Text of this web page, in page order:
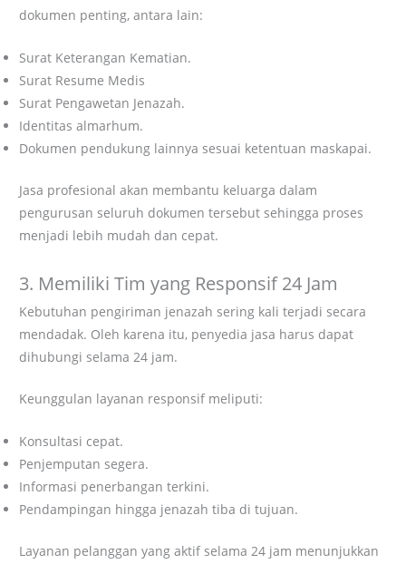
dokumen penting, antara lain:
Surat Keterangan Kematian.
Surat Resume Medis
Surat Pengawetan Jenazah.
Identitas almarhum.
Dokumen pendukung lainnya sesuai ketentuan maskapai.
Jasa profesional akan membantu keluarga dalam
pengurusan seluruh dokumen tersebut sehingga proses
menjadi lebih mudah dan cepat.
3. Memiliki Tim yang Responsif 24 Jam
Kebutuhan pengiriman jenazah sering kali terjadi secara
mendadak. Oleh karena itu, penyedia jasa harus dapat
dihubungi selama 24 jam.
Keunggulan layanan responsif meliputi:
Konsultasi cepat.
Penjemputan segera.
Informasi penerbangan terkini.
Pendampingan hingga jenazah tiba di tujuan.
Layanan pelanggan yang aktif selama 24 jam menunjukkan